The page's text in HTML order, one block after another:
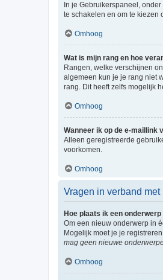
In je Gebruikerspaneel,
te schakelen en om te kiezen
Omhoog
Wat is mijn rang en hoe
Rangen, welke verschijnen
algemeen kun je je rang niet
rang. Dit heeft zelfs mogelijk
Omhoog
Wanneer ik op de e-maillink
Alleen geregistreerde
voorkomen.
Omhoog
Vragen in verband
Hoe plaats ik een
Om een nieuw onderwerp in
Mogelijk moet je je
mag geen nieuwe
Omhoog